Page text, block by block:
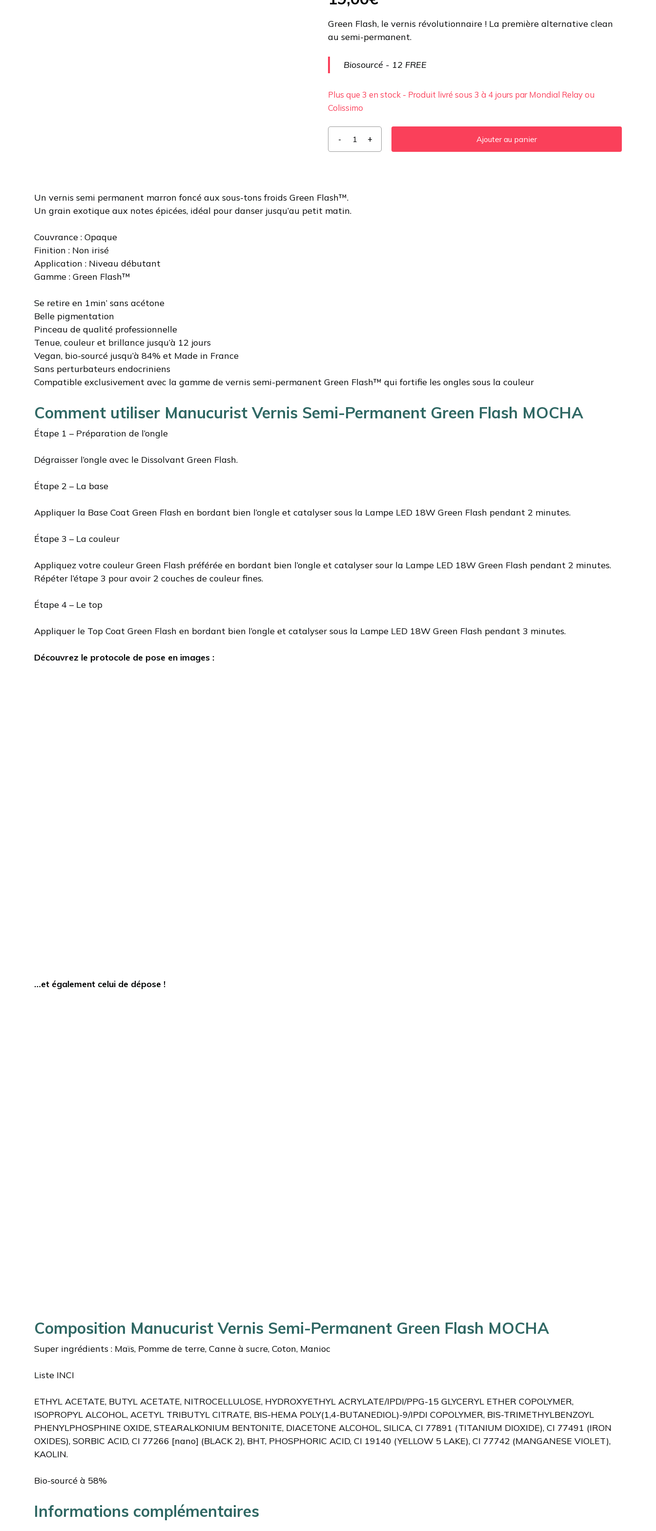
Green Flash, le vernis révolutionnaire ! La première alternative clean
au semi-permanent.
Biosourcé - 12 FREE
Plus que 3 en stock - Produit livré sous 3 à 4 jours par Mondial Relay ou
Colissimo
Ajouter au panier
Un vernis semi permanent marron foncé aux sous-tons froids Green Flash™.
Un grain exotique aux notes épicées, idéal pour danser jusqu’au petit matin.
Couvrance : Opaque
Finition : Non irisé
Application : Niveau débutant
Gamme : Green Flash™
Se retire en 1min’ sans acétone
Belle pigmentation
Pinceau de qualité professionnelle
Tenue, couleur et brillance jusqu’à 12 jours
Vegan, bio-sourcé jusqu’à 84% et Made in France
Sans perturbateurs endocriniens
Compatible exclusivement avec la gamme de vernis semi-permanent Green Flash™ qui fortifie les ongles sous la couleur
Comment utiliser Manucurist Vernis Semi-Permanent Green Flash MOCHA
Étape 1 – Préparation de l’ongle
Dégraisser l’ongle avec le Dissolvant Green Flash.
Étape 2 – La base
Appliquer la Base Coat Green Flash en bordant bien l’ongle et catalyser sous la Lampe LED 18W Green Flash pendant 2 minutes.
Étape 3 – La couleur
Appliquez votre couleur Green Flash préférée en bordant bien l’ongle et catalyser sour la Lampe LED 18W Green Flash pendant 2 minutes.
Répéter l’étape 3 pour avoir 2 couches de couleur fines.
Étape 4 – Le top
Appliquer le Top Coat Green Flash en bordant bien l’ongle et catalyser sous la Lampe LED 18W Green Flash pendant 3 minutes.
Découvrez le protocole de pose en images :
…et également celui de dépose !
Composition Manucurist Vernis Semi-Permanent Green Flash MOCHA
Super ingrédients : Maïs, Pomme de terre, Canne à sucre, Coton, Manioc
Liste INCI
ETHYL ACETATE, BUTYL ACETATE, NITROCELLULOSE, HYDROXYETHYL ACRYLATE/IPDI/PPG-15 GLYCERYL ETHER COPOLYMER,
ISOPROPYL ALCOHOL, ACETYL TRIBUTYL CITRATE, BIS-HEMA POLY(1,4-BUTANEDIOL)-9/IPDI COPOLYMER, BIS-TRIMETHYLBENZOYL
PHENYLPHOSPHINE OXIDE, STEARALKONIUM BENTONITE, DIACETONE ALCOHOL, SILICA, CI 77891 (TITANIUM DIOXIDE), CI 77491 (IRON
OXIDES), SORBIC ACID, CI 77266 [nano] (BLACK 2), BHT, PHOSPHORIC ACID, CI 19140 (YELLOW 5 LAKE), CI 77742 (MANGANESE VIOLET),
KAOLIN.
Bio-sourcé à 58%
Informations complémentaires